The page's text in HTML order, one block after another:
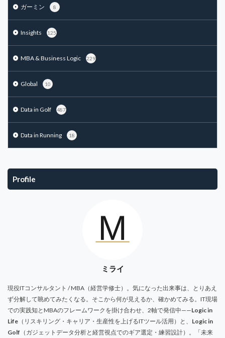
ガーミン 8
Insights 125
MBA & Business Logic 229
Global 10
Data in Golf 487
Data in Running 18
Profile
ミライ
現役ITコンサルタント / MBA（経営学修士）。気になった出来事は、とりあえ
ず分解して眺めてみたくなる。そこから何が見えるか、確かめてみる。IT現場
での実践知とMBAのフレームワークを掛け合わせ、2軸で発信中——Logic in
Life （リスキリング・キャリア・生産性を上げるITツール活用）と、 Logic in
Golf （ガジェットデータ分析と経営視点でのギア選定・練習設計）。「未来